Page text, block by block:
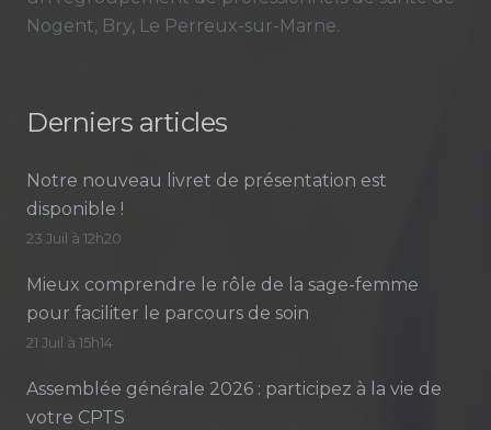
Nogent, Bry, Le Perreux-sur-Marne.
Derniers articles
Notre nouveau livret de présentation est
disponible !
23 Juil à 12h20
Mieux comprendre le rôle de la sage-femme
pour faciliter le parcours de soin
21 Juil à 15h14
Assemblée générale 2026 : participez à la vie de
votre CPTS